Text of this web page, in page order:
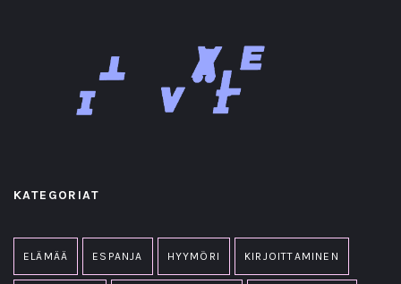
KATEGORIAT
ELÄMÄÄ ESPANJA HYYMÖRI KIRJOITTAMINEN